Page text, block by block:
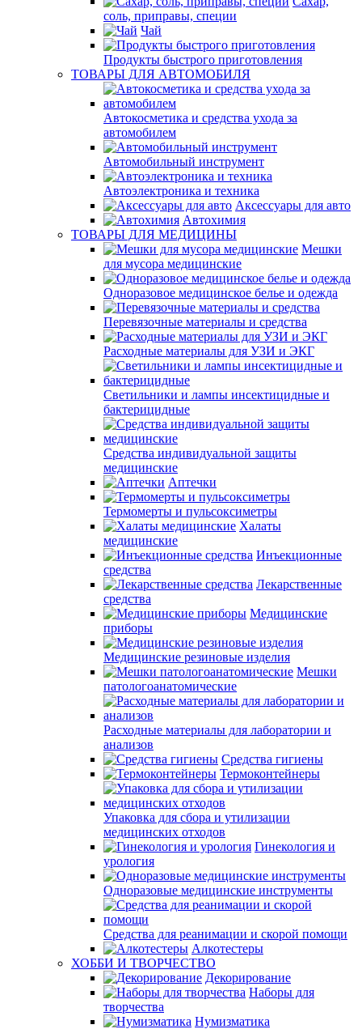
соль, приправы, специи
Чай
Продукты быстрого приготовления
ТОВАРЫ ДЛЯ АВТОМОБИЛЯ
Автокосметика и средства ухода за
автомобилем
Автомобильный инструмент
Автоэлектроника и техника
Аксессуары для авто
Автохимия
ТОВАРЫ ДЛЯ МЕДИЦИНЫ
Мешки
для мусора медицинские
Одноразовое медицинское белье и одежда
Перевязочные материалы и средства
Расходные материалы для УЗИ и ЭКГ
Светильники и лампы инсектицидные и
бактерицидные
Средства индивидуальной защиты
медицинские
Аптечки
Термомерты и пульсоксиметры
Халаты
медицинские
Инъекционные
средства
Лекарственные
средства
Медицинские
приборы
Медицинские резиновые изделия
Мешки
патологоанатомические
Расходные материалы для лаборатории и
анализов
Средства гигиены
Термоконтейнеры
Упаковка для сбора и утилизации
медицинских отходов
Гинекология и
урология
Одноразовые медицинские инструменты
Средства для реанимации и скорой помощи
Алкотестеры
ХОББИ И ТВОРЧЕСТВО
Декорирование
Наборы для
творчества
Нумизматика